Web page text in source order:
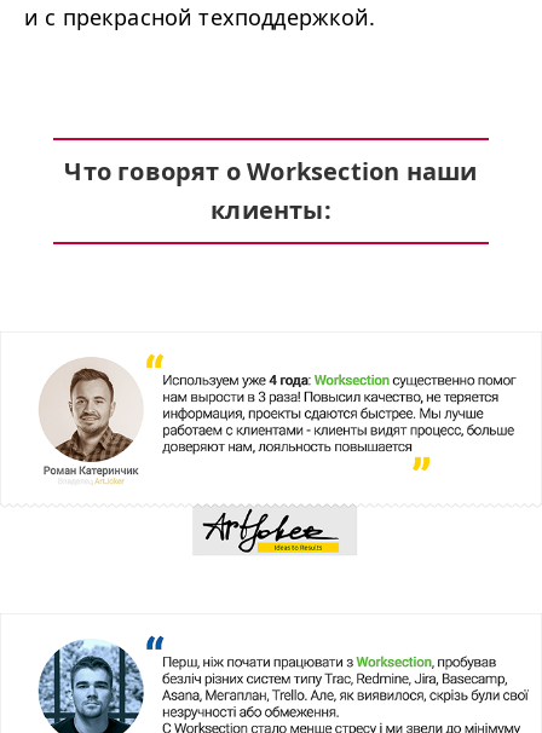
и с прекрасной техподдержкой.
Что говорят оWorksection наши
клиенты: